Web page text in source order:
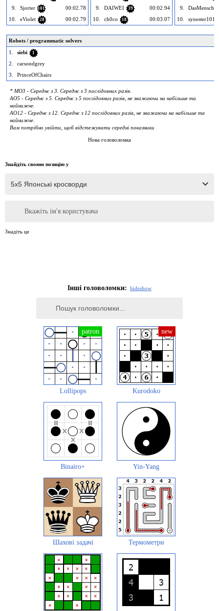
9.
Sjorter 101
00:02.78
10.
eViolet 28 00:02.79
9.
DAIWEI 39
00:02.94
10.
ch0co 18 00:03.07
9. DasMensch
10. synester101
Robots / programmatic solvers
1.
siebi 1
2.
carsondgrey
3.
PrinceOfChairs
* MO3 - Середнє з 3. Середнє з 3 послідовних разів.
AO5 - Середнє з 5. Середнє з 5 послідовних разів, не зважаючи на набільше та
найнижче.
AO12 - Середнє з 12. Середнє з 12 послідовних разів, не зважаючи на набільше та
найнижче.
Вам потрібно увійти, щоб відстежувати середні показники
Нова головоломка
Знайдіть своюю позицію у
Вкажіть ім'я користувача
Знадіть це
Інші головоломки: hideshow
Lollipops Kurodoko
Binairo+ Yin-Yang
Шахові задачі Термометри